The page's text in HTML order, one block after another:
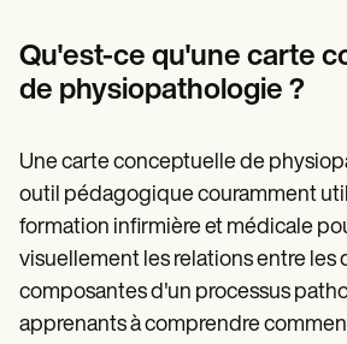
Codes ICD
Procedure Codes
Modèle Superbill
Informed Consent Form
Social Work Treatment Plans
DAR Note Template
Patient Visit Summary Template
Help Center
Demos
Training Hub
Webinars
Qu'est-ce qu'une carte
de physiopathologie ?
Une carte conceptuelle de
outil pédagogique couramment
formation infirmière et médicale
visuellement les relations entre les
composantes d'un processus
apprenants à comprendre